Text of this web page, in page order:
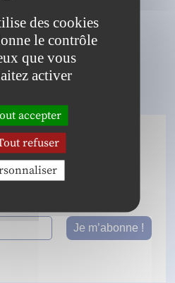
Twitter
LinkedIn
en ligne des prochaines
à notre lettre
des cookies
le contrôle
que vous
activer
accepter
refuser